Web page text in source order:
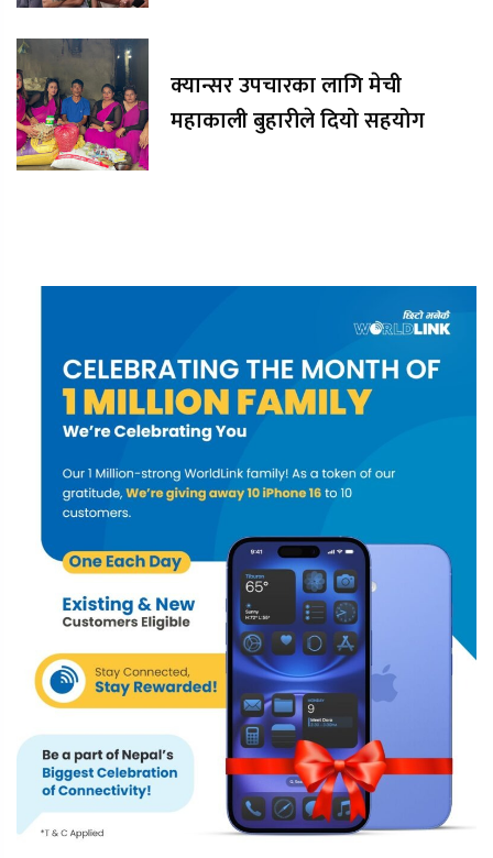
क्यान्सर उपचारका लागि मेची
महाकाली बुहारीले दियो सहयोग